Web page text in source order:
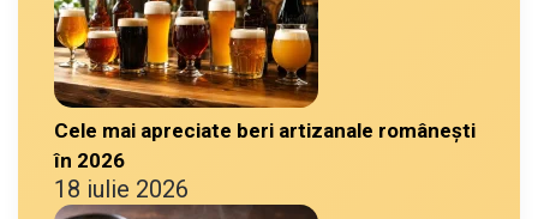
Cele mai apreciate beri artizanale românești
în 2026
18 iulie 2026